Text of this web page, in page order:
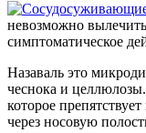
невозможно
симптоматическое
Назаваль это
чеснока и
которое
через носовую